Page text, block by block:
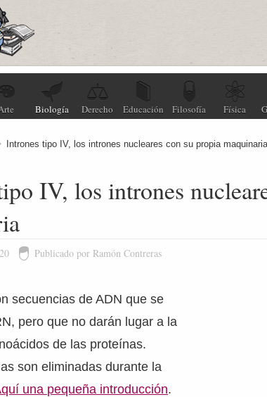
Biología Derecho Educación Filosofía Física
Intrones tipo IV, los intrones nucleares con su propia
IV, los intrones
Publicado por Ramón Contreras
secuencias de ADN que se
pero que no darán lugar a la
de las proteínas.
son eliminadas durante la
una pequeña introducción.